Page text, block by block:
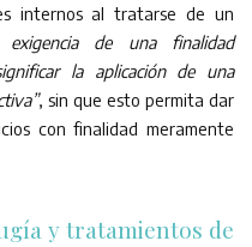
internos al tratarse de un
de una finalidad
la aplicación de una
, sin que esto permita dar
con finalidad meramente
y tratamientos de